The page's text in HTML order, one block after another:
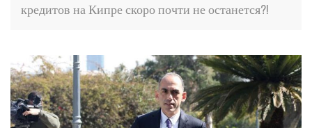
кредитов на Кипре скоро почти не останется?!